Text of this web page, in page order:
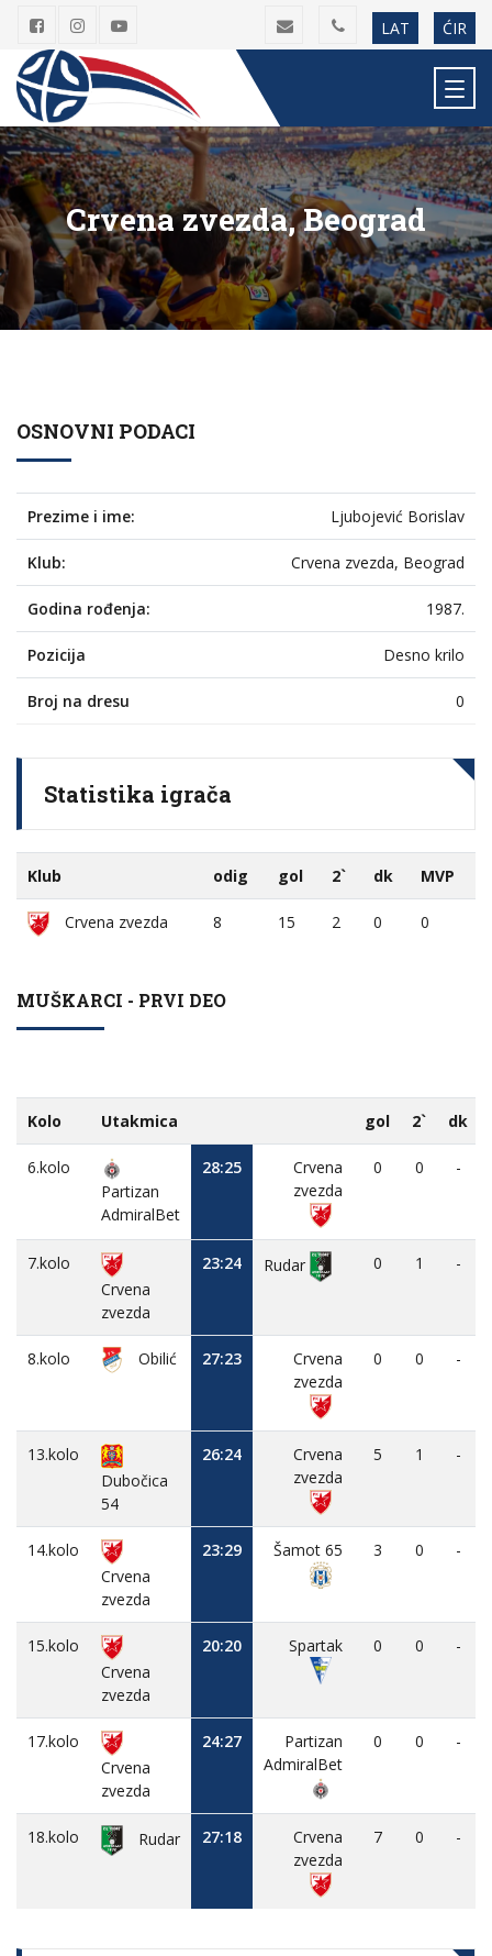
LAT ĆIR
Crvena zvezda, Beograd
OSNOVNI PODACI
Prezime i ime: Ljubojević Borislav
Klub: Crvena zvezda, Beograd
Godina rođenja: 1987.
Pozicija Desno krilo
Broj na dresu 0
Statistika igrača
Klub odig gol 2` dk MVP
Crvena zvezda 8 15 2 0 0
MUŠKARCI - PRVI DEO
Kolo Utakmica gol 2` dk
6.kolo
Partizan
AdmiralBet
28:25
Crvena
zvezda
0 0 -
7.kolo
Crvena
zvezda
23:24 Rudar 0 1 -
8.kolo Obilić 27:23
Crvena
zvezda
0 0 -
13.kolo
Dubočica
54
26:24
Crvena
zvezda
5 1 -
14.kolo
Crvena
zvezda
23:29 Šamot 65 3 0 -
15.kolo
Crvena
zvezda
20:20 Spartak 0 0 -
17.kolo
Crvena
zvezda
24:27
Partizan
AdmiralBet
0 0 -
18.kolo Rudar 27:18
Crvena
zvezda
7 0 -